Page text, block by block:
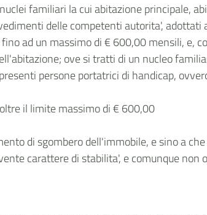
familiari la cui abitazione principale,
delle competenti autorita', adottati
ad un massimo di € 600,00 mensili, e,
ove si tratti di un nucleo
persone portatrici di handicap,
il limite massimo di € 600,00
di sgombero dell'immobile, e sino a
carattere di stabilita', e comunque non